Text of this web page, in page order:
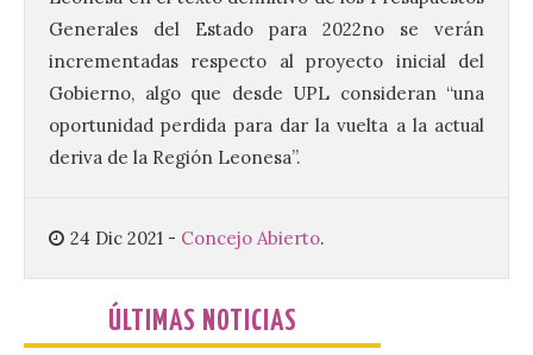
Generales del Estado para 2022no se verán
incrementadas respecto al proyecto inicial del
Gobierno, algo que desde UPL consideran “una
oportunidad perdida para dar la vuelta a la actual
deriva de la Región Leonesa”.
24 Dic 2021 - Concejo Abierto.
ÚLTIMAS NOTICIAS
desde 1949. Los
procuradores leonesistas
plantean que la Junta
contacte cuanto antes con los
inmediatas que frenen el deterioro y el
riesgo de colapso. Los procuradores de
Unión del Pueblo […]
programación del evento
del eclipse solar que